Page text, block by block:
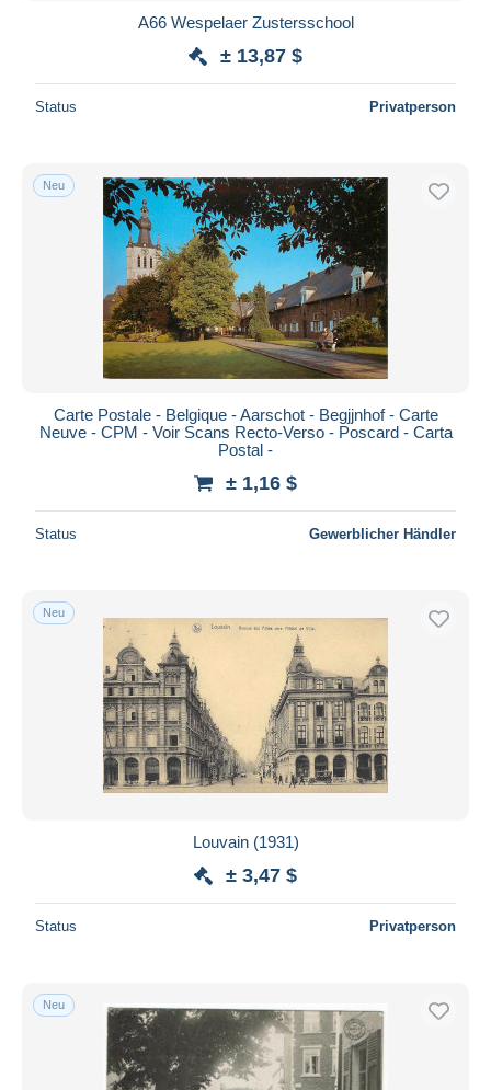
A66 Wespelaer Zustersschool
± 13,87 $
Status Privatperson
Neu
Carte Postale - Belgique - Aarschot - Begjjnhof - Carte
Neuve - CPM - Voir Scans Recto-Verso - Poscard - Carta
Postal -
± 1,16 $
Status Gewerblicher Händler
Neu
Louvain (1931)
± 3,47 $
Status Privatperson
Neu